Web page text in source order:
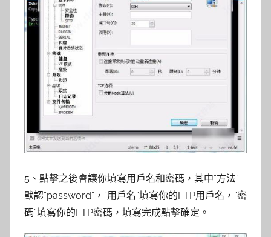
5、點擊之後會讓你填寫用戶名和密碼，其中“方法”
默認“password”，“用戶名”填寫你的FTP用戶名，“密
碼”填寫你的FTP密碼，填寫完成點擊確定。